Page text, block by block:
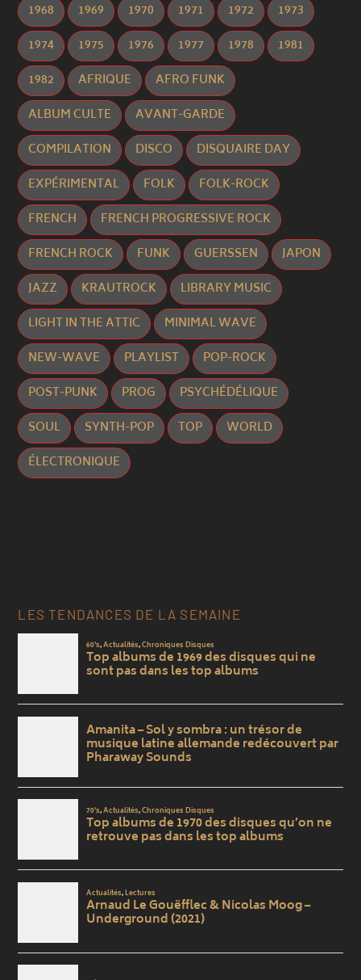
1968 1969 1970 1971 1972
1973
1974
1975 1976 1977 1978
1981
1982
AFRIQUE
AFRO FUNK
ALBUM CULTE
AVANT-GARDE
COMPILATION
DISCO
DISQUAIRE DAY
EXPÉRIMENTAL
FOLK
FOLK-ROCK
FRENCH
FRENCH PROGRESSIVE ROCK
FRENCH ROCK
FUNK GUERSSEN
JAPON
JAZZ
KRAUTROCK
LIBRARY MUSIC
LIGHT IN THE ATTIC
MINIMAL WAVE
NEW-WAVE
PLAYLIST
POP-ROCK
POST-PUNK
PROG
PSYCHÉDÉLIQUE
SOUL
SYNTH-POP TOP
WORLD
ÉLECTRONIQUE
LES TENDANCES DE LA SEMAINE